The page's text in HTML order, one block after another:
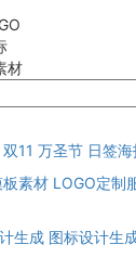
材
双11 万圣节 日签海
素材 LOGO定制
生成 图标设计生